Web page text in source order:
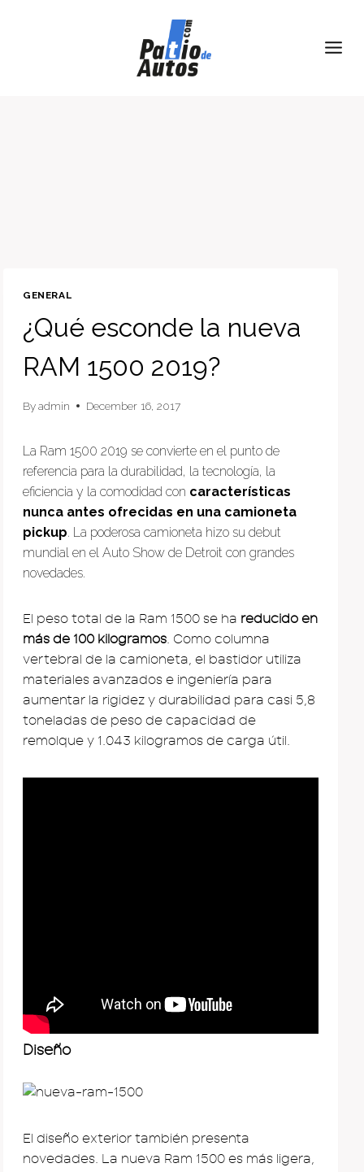
GENERAL
¿Qué esconde la nueva
RAM 1500 2019?
Byadmin December 16, 2017
La Ram 1500 2019 se convierte en el punto de
referencia para la durabilidad, la tecnología, la
eficiencia y la comodidad con características
nunca antes ofrecidas en una camioneta
pickup. La poderosa camioneta hizo su debut
mundial en el Auto Show de Detroit con grandes
novedades.
El peso total de la Ram 1500 se ha reducido en
más de 100 kilogramos. Como columna
vertebral de la camioneta, el bastidor utiliza
materiales avanzados e ingeniería para
aumentar la rigidez y durabilidad para casi 5,8
toneladas de peso de capacidad de
remolque y 1.043 kilogramos de carga útil.
Diseño
El diseño exterior también presenta
novedades. La nueva Ram 1500 es más ligera,